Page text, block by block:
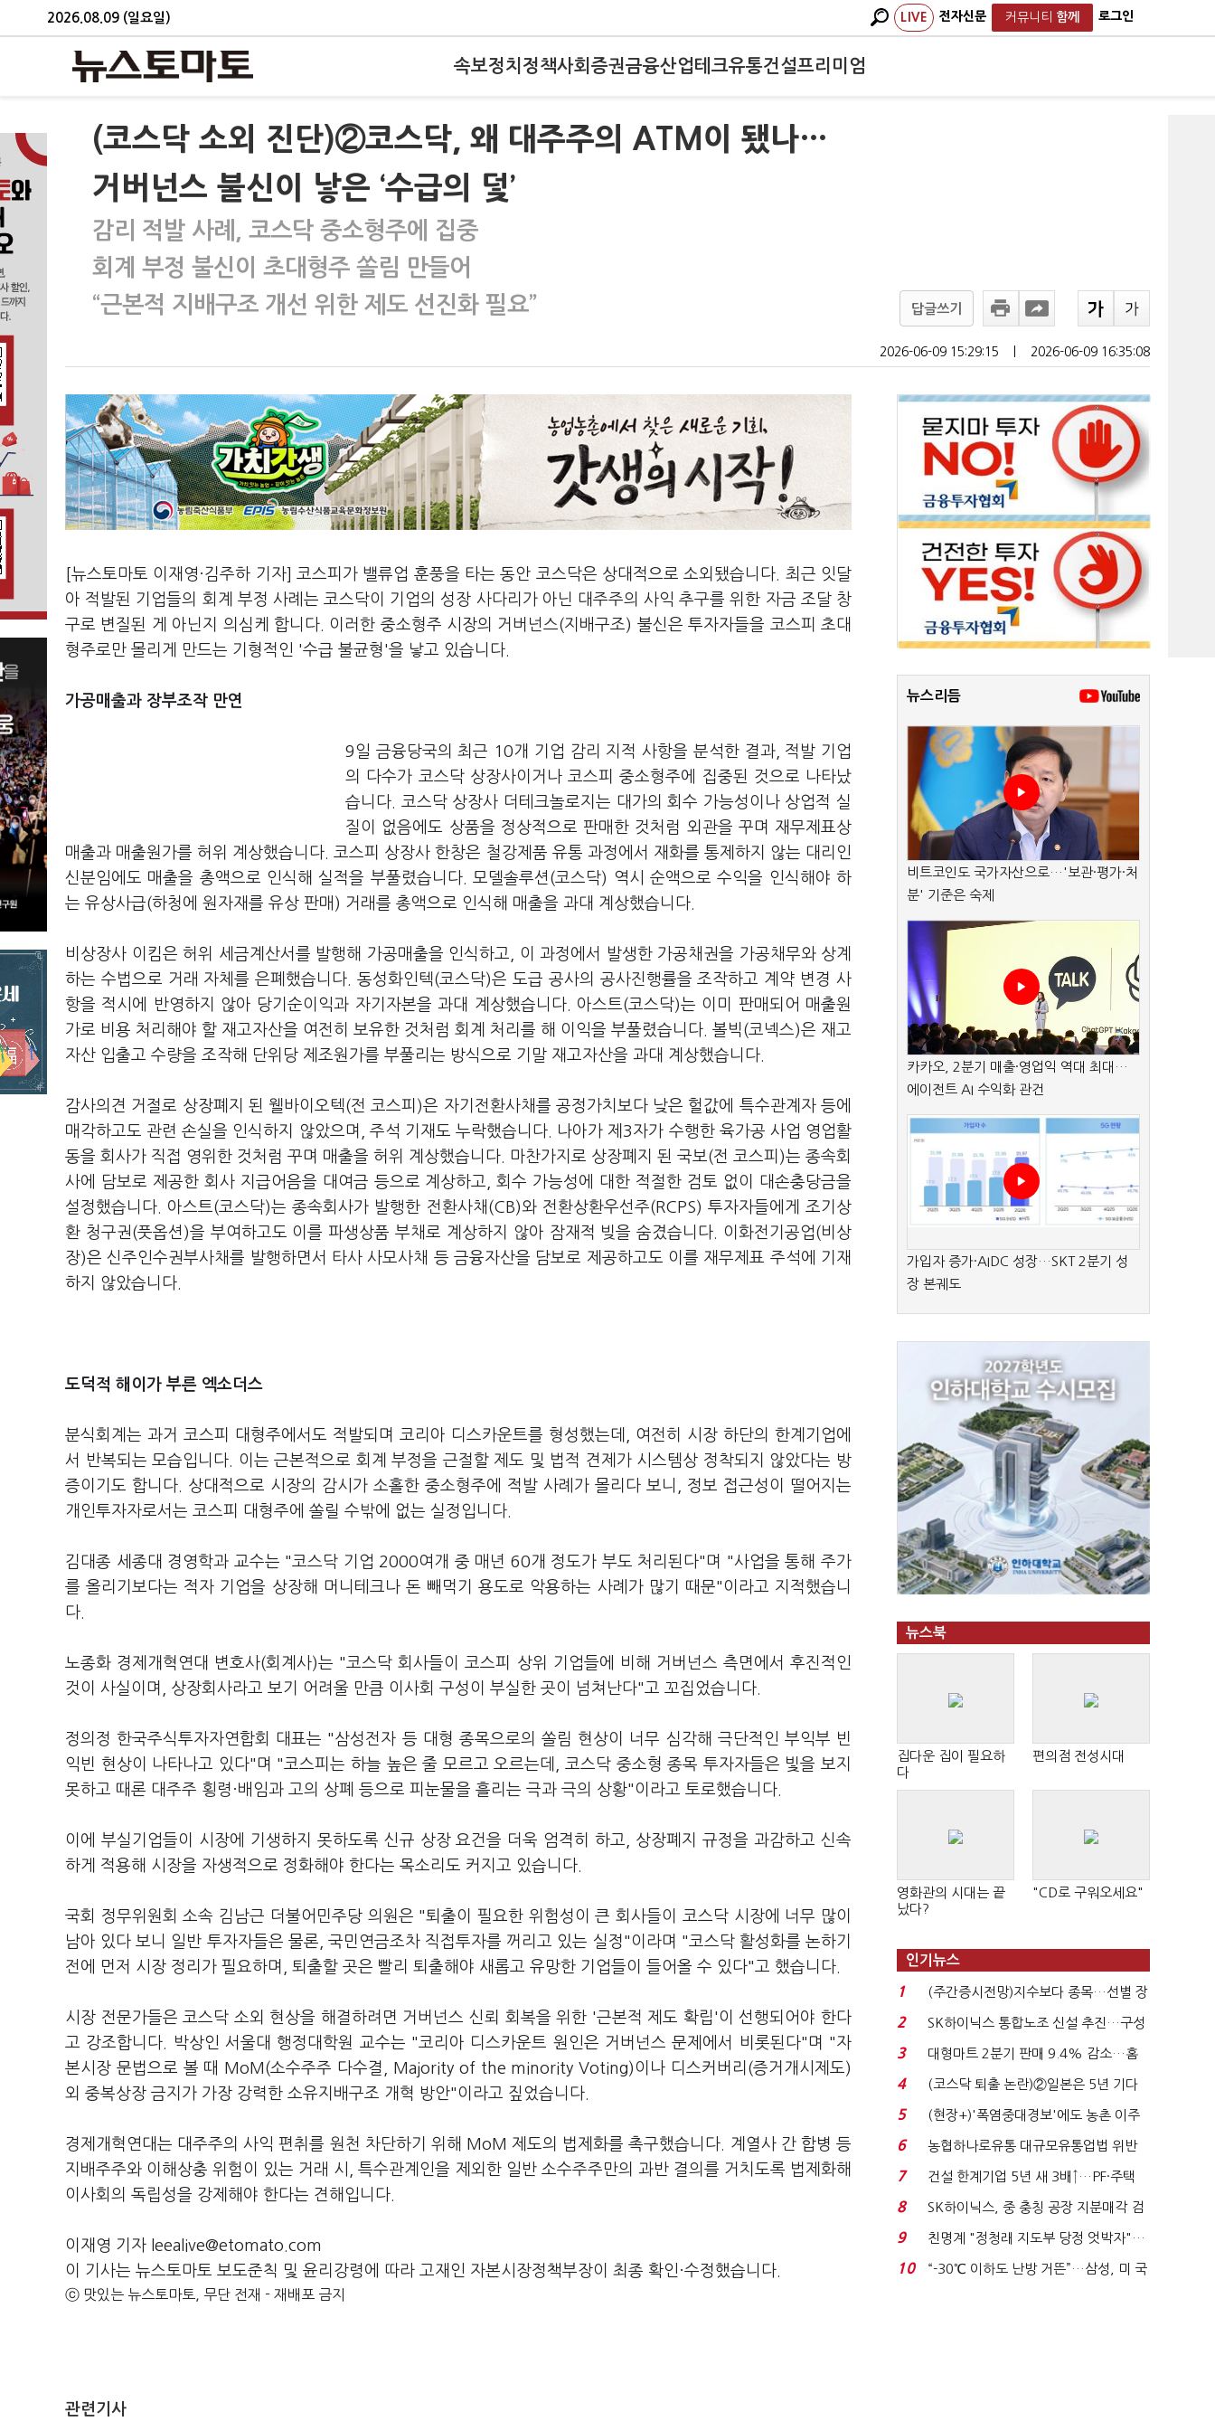
2026.08.09 (일요일) LIVE 전자신문 커뮤니티 함께 로그인
속보정치 정책사회 증권금융산업테크유통건설프리미엄
(코스닥 소외 진단)②코스닥, 왜 대주주의 ATM이 됐나…
거버넌스 불신이 낳은 ‘수급의 덫’
감리 적발 사례, 코스닥 중소형주에 집중
회계 부정 불신이 초대형주 쏠림 만들어
“근본적 지배구조 개선 위한 제도 선진화 필요”
답글쓰기
2026-06-09 15:29:15 2026-06-09 16:35:08
[뉴스토마토 이재영·김주하 기자] 코스피가 밸류업 훈풍을 타는 동안 코스닥은 상대적으로 소외됐습니다. 최근 잇달
아 적발된 기업들의 회계 부정 사례는 코스닥이 기업의 성장 사다리가 아닌 대주주의 사익 추구를 위한 자금 조달 창
구로 변질된 게 아닌지 의심케 합니다. 이러한 중소형주 시장의 거버넌스(지배구조) 불신은 투자자들을 코스피 초대
형주로만 몰리게 만드는 기형적인 '수급 불균형'을 낳고 있습니다.
가공매출과 장부조작 만연
9일 금융당국의 최근 10개 기업 감리 지적 사항을 분석한 결과, 적발 기업
의 다수가 코스닥 상장사이거나 코스피 중소형주에 집중된 것으로 나타났
습니다. 코스닥 상장사 더테크놀로지는 대가의 회수 가능성이나 상업적 실
질이 없음에도 상품을 정상적으로 판매한 것처럼 외관을 꾸며 재무제표상
매출과 매출원가를 허위 계상했습니다. 코스피 상장사 한창은 철강제품 유통 과정에서 재화를 통제하지 않는 대리인
신분임에도 매출을 총액으로 인식해 실적을 부풀렸습니다. 모델솔루션(코스닥) 역시 순액으로 수익을 인식해야 하
는 유상사급(하청에 원자재를 유상 판매) 거래를 총액으로 인식해 매출을 과대 계상했습니다.
비상장사 이킴은 허위 세금계산서를 발행해 가공매출을 인식하고, 이 과정에서 발생한 가공채권을 가공채무와 상계
하는 수법으로 거래 자체를 은폐했습니다. 동성화인텍(코스닥)은 도급 공사의 공사진행률을 조작하고 계약 변경 사
항을 적시에 반영하지 않아 당기순이익과 자기자본을 과대 계상했습니다. 아스트(코스닥)는 이미 판매되어 매출원
가로 비용 처리해야 할 재고자산을 여전히 보유한 것처럼 회계 처리를 해 이익을 부풀렸습니다. 볼빅(코넥스)은 재고
자산 입출고 수량을 조작해 단위당 제조원가를 부풀리는 방식으로 기말 재고자산을 과대 계상했습니다.
감사의견 거절로 상장폐지 된 웰바이오텍(전 코스피)은 자기전환사채를 공정가치보다 낮은 헐값에 특수관계자 등에
매각하고도 관련 손실을 인식하지 않았으며, 주석 기재도 누락했습니다. 나아가 제3자가 수행한 육가공 사업 영업활
동을 회사가 직접 영위한 것처럼 꾸며 매출을 허위 계상했습니다. 마찬가지로 상장폐지 된 국보(전 코스피)는 종속회
사에 담보로 제공한 회사 지급어음을 대여금 등으로 계상하고, 회수 가능성에 대한 적절한 검토 없이 대손충당금을
설정했습니다. 아스트(코스닥)는 종속회사가 발행한 전환사채(CB)와 전환상환우선주(RCPS) 투자자들에게 조기상
환 청구권(풋옵션)을 부여하고도 이를 파생상품 부채로 계상하지 않아 잠재적 빚을 숨겼습니다. 이화전기공업(비상
장)은 신주인수권부사채를 발행하면서 타사 사모사채 등 금융자산을 담보로 제공하고도 이를 재무제표 주석에 기재
하지 않았습니다.
도덕적 해이가 부른 엑소더스
분식회계는 과거 코스피 대형주에서도 적발되며 코리아 디스카운트를 형성했는데, 여전히 시장 하단의 한계기업에
서 반복되는 모습입니다. 이는 근본적으로 회계 부정을 근절할 제도 및 법적 견제가 시스템상 정착되지 않았다는 방
증이기도 합니다. 상대적으로 시장의 감시가 소홀한 중소형주에 적발 사례가 몰리다 보니, 정보 접근성이 떨어지는
개인투자자로서는 코스피 대형주에 쏠릴 수밖에 없는 실정입니다.
김대종 세종대 경영학과 교수는 "코스닥 기업 2000여개 중 매년 60개 정도가 부도 처리된다"며 "사업을 통해 주가
를 올리기보다는 적자 기업을 상장해 머니테크나 돈 빼먹기 용도로 악용하는 사례가 많기 때문"이라고 지적했습니
다.
노종화 경제개혁연대 변호사(회계사)는 "코스닥 회사들이 코스피 상위 기업들에 비해 거버넌스 측면에서 후진적인
것이 사실이며, 상장회사라고 보기 어려울 만큼 이사회 구성이 부실한 곳이 넘쳐난다"고 꼬집었습니다.
정의정 한국주식투자자연합회 대표는 "삼성전자 등 대형 종목으로의 쏠림 현상이 너무 심각해 극단적인 부익부 빈
익빈 현상이 나타나고 있다"며 "코스피는 하늘 높은 줄 모르고 오르는데, 코스닥 중소형 종목 투자자들은 빛을 보지
못하고 때론 대주주 횡령·배임과 고의 상폐 등으로 피눈물을 흘리는 극과 극의 상황"이라고 토로했습니다.
이에 부실기업들이 시장에 기생하지 못하도록 신규 상장 요건을 더욱 엄격히 하고, 상장폐지 규정을 과감하고 신속
하게 적용해 시장을 자생적으로 정화해야 한다는 목소리도 커지고 있습니다.
국회 정무위원회 소속 김남근 더불어민주당 의원은 "퇴출이 필요한 위험성이 큰 회사들이 코스닥 시장에 너무 많이
남아 있다 보니 일반 투자자들은 물론, 국민연금조차 직접투자를 꺼리고 있는 실정"이라며 "코스닥 활성화를 논하기
전에 먼저 시장 정리가 필요하며, 퇴출할 곳은 빨리 퇴출해야 새롭고 유망한 기업들이 들어올 수 있다"고 했습니다.
시장 전문가들은 코스닥 소외 현상을 해결하려면 거버넌스 신뢰 회복을 위한 '근본적 제도 확립'이 선행되어야 한다
고 강조합니다. 박상인 서울대 행정대학원 교수는 "코리아 디스카운트 원인은 거버넌스 문제에서 비롯된다"며 "자
본시장 문법으로 볼 때 MoM(소수주주 다수결, Majority of the minority Voting)이나 디스커버리(증거개시제도)
외 중복상장 금지가 가장 강력한 소유지배구조 개혁 방안"이라고 짚었습니다.
경제개혁연대는 대주주의 사익 편취를 원천 차단하기 위해 MoM 제도의 법제화를 촉구했습니다. 계열사 간 합병 등
지배주주와 이해상충 위험이 있는 거래 시, 특수관계인을 제외한 일반 소수주주만의 과반 결의를 거치도록 법제화해
이사회의 독립성을 강제해야 한다는 견해입니다.
이재영 기자 leealive@etomato.com
이 기사는 뉴스토마토 보도준칙 및 윤리강령에 따라 고재인 자본시장정책부장이 최종 확인·수정했습니다.
ⓒ 맛있는 뉴스토마토, 무단 전재 - 재배포 금지
관련기사
뉴스리듬
비트코인도 국가자산으로…'보관·평가·처
분' 기준은 숙제
카카오, 2분기 매출·영업익 역대 최대…
에이전트 AI 수익화 관건
가입자 증가·AIDC 성장…SKT 2분기 성
장 본궤도
뉴스북
집다운 집이 필요하
다
편의점 전성시대
영화관의 시대는 끝
났다?
"CD로 구워오세요"
인기뉴스
1
(주간증시전망)지수보다 종목…선별 장
세 이어진다...
2
SK하이닉스 통합노조 신설 추진…구성
원간 성과급 불...
3
대형마트 2분기 판매 9.4% 감소…홈
플러스 사태 여파...
4
(코스닥 퇴출 논란)②일본은 5년 기다
려주는데 우리는 ...
5
(현장+)'폭염중대경보'에도 농촌 이주
노동자는 강행군…'야...
6
농협하나로유통 대규모유통업법 위반
적발…공정위, 과...
7
건설 한계기업 5년 새 3배↑…PF·주택
침체에 재무 ...
8
SK하이닉스, 중 충칭 공장 지분매각 검
토?…“확정된 바...
9
친명계 "정청래 지도부 당정 엇박자"…
친청계 "신천지 오...
10
“-30℃ 이하도 난방 거뜬”…삼성, 미 국